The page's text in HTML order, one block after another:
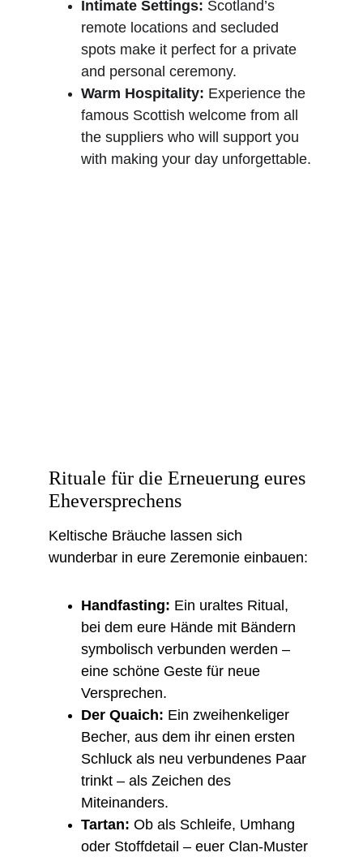
Intimate Settings: Scotland’s
remote locations and secluded
spots make it perfect for a private
and personal ceremony.
Warm Hospitality: Experience the
famous Scottish welcome from all
the suppliers who will support you
with making your day unforgettable.
Rituale für die Erneuerung eures
Eheversprechens
Keltische Bräuche lassen sich
wunderbar in eure Zeremonie einbauen:
Handfasting: Ein uraltes Ritual,
bei dem eure Hände mit Bändern
symbolisch verbunden werden –
eine schöne Geste für neue
Versprechen.
Der Quaich: Ein zweihenkeliger
Becher, aus dem ihr einen ersten
Schluck als neu verbundenes Paar
trinkt – als Zeichen des
Miteinanders.
Tartan: Ob als Schleife, Umhang
oder Stoffdetail – euer Clan-Muster